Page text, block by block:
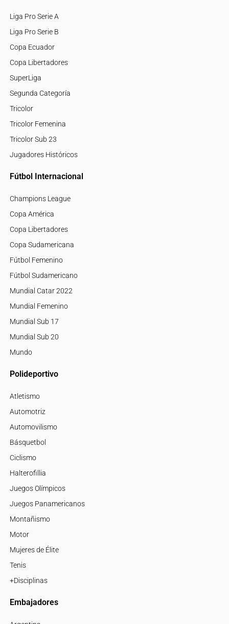
Liga Pro Serie A
Liga Pro Serie B
Copa Ecuador
Copa Libertadores
SuperLiga
Segunda Categoría
Tricolor
Tricolor Femenina
Tricolor Sub 23
Jugadores Históricos
Fútbol Internacional
Champions League
Copa América
Copa Libertadores
Copa Sudamericana
Fútbol Femenino
Fútbol Sudamericano
Mundial Catar 2022
Mundial Femenino
Mundial Sub 17
Mundial Sub 20
Mundo
Polideportivo
Atletismo
Automotriz
Automovilismo
Básquetbol
Ciclismo
Halterofillia
Juegos Olímpicos
Juegos Panamericanos
Montañismo
Motor
Mujeres de Élite
Tenis
+Disciplinas
Embajadores